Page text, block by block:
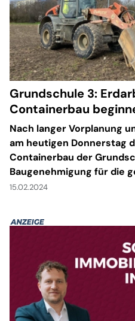
Grundschule 3:
Containerbau
Nach langer Vorplanung
am heutigen Donnerstag
Containerbau der
Baugenehmigung für die
aber weiterhin nicht.
15.02.2024